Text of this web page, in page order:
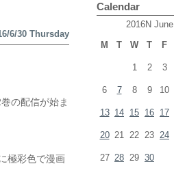
6/30 Thursday
の配信が始ま
極彩色で漫画
Calendar
2016N June
M
T W T F
1 2 3
6 7 8 9 10
13 14 15 16 17
20 21 22 23 24
27 28 29 30